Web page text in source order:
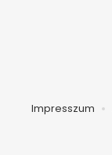
Impresszum